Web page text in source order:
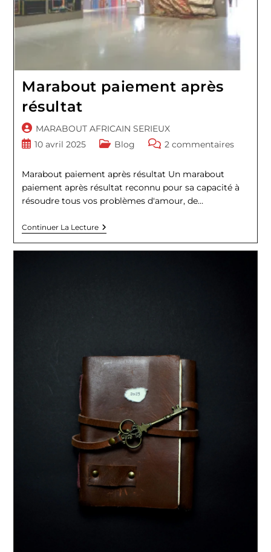
Marabout paiement après
résultat
Auteur/autrice
de
MARABOUT AFRICAIN SERIEUX
Publication
10 avril 2025
PostBlog
Commentaires
la
2 commentaires
Marabout paiement après résultat Un marabout
paiement après résultat reconnu pour sa capacité à
résoudre tous vos problèmes d'amour, de…
Continuer La LectureMarabout